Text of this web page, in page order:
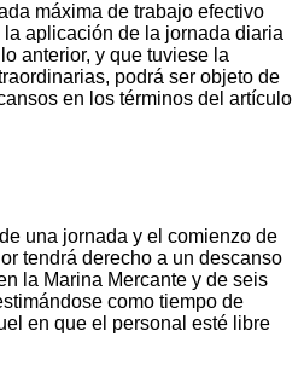
máxima de trabajo efectivo
aplicación de la jornada diaria
anterior, y que tuviese la
podrá ser objeto de
en los términos del artículo
una jornada y el comienzo de
tendrá derecho a un descanso
la Marina Mercante y de seis
como tiempo de
en que el personal esté libre